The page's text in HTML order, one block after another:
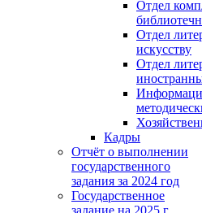
Отдел
Отдел
искусству
Отдел
Кадры
Отчёт о выполнении
государственного
задания за 2024 год
Государственное
задание на 2025 г.